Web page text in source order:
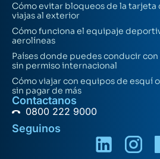
Cómo evitar bloqueos de la
viajas al exterior
Cómo funciona el equipaje
aerolíneas
Países donde puedes conducir
sin permiso internacional
Cómo viajar con equipos de esquí
sin pagar de más
Contactanos
0800 222 9000
Seguinos